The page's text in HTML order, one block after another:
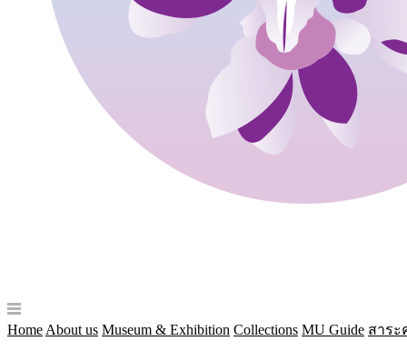
Home About us Museum & Exhibition Collections MU Guide สาระ